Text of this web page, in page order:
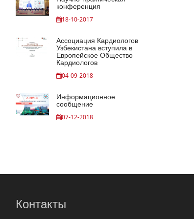
конференция
18-10-2017
Ассоциация Кардиологов
Узбекистана вступила в
Европейское Общество
Кардиологов
04-09-2018
Информационное
сообщение
07-12-2018
Контакты